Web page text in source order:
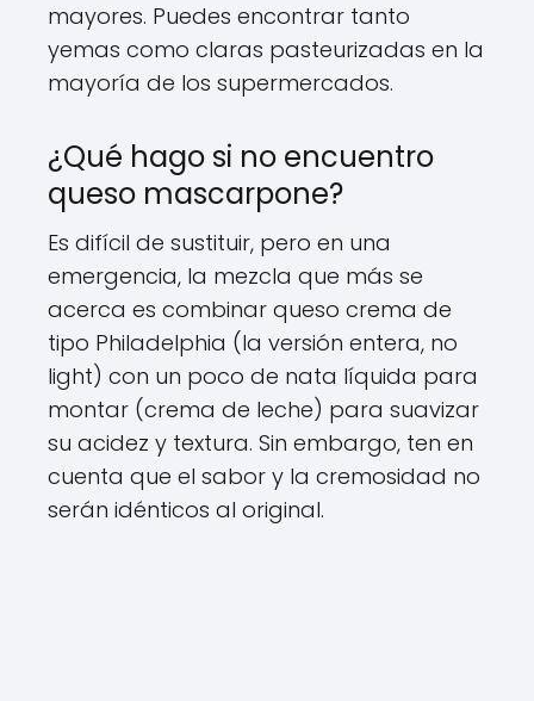
mayores. Puedes encontrar tanto
yemas como claras pasteurizadas en la
mayoría de los supermercados.
¿Qué hago si no encuentro
queso mascarpone?
Es difícil de sustituir, pero en una
emergencia, la mezcla que más se
acerca es combinar queso crema de
tipo Philadelphia (la versión entera, no
light) con un poco de nata líquida para
montar (crema de leche) para suavizar
su acidez y textura. Sin embargo, ten en
cuenta que el sabor y la cremosidad no
serán idénticos al original.